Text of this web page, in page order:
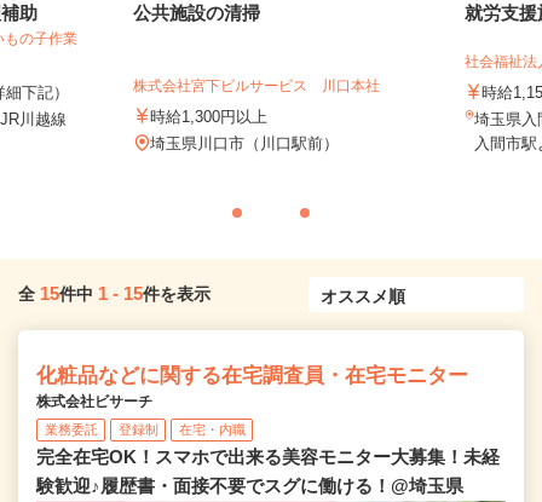
助
の子作業
下記）
川越線
公共施設の清掃
株式会社宮下ビルサービス 川口本社
時給1,300円以上
埼玉県川口市（川口駅前）
就労支援
社会福祉
時給
埼玉県入
入間市
全 15件中 1 - 15件を表示
化粧品などに関する在宅調査員・在宅モニター
株式会社ビサーチ
業務委託 登録制 在宅・内職
完全在宅OK！スマホで出来る美容モニター大募集！未経
験歓迎♪履歴書・面接不要でスグに働ける！@埼玉県